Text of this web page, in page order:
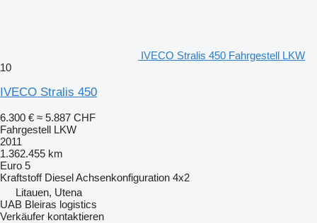
IVECO Stralis 450 Fahrgestell LKW
10
IVECO Stralis 450
6.300 € ≈ 5.887 CHF
Fahrgestell LKW
2011
1.362.455 km
Euro 5
Kraftstoff DieselAchsenkonfiguration 4x2
Litauen, Utena
UAB Bleiras logistics
Verkäufer kontaktieren